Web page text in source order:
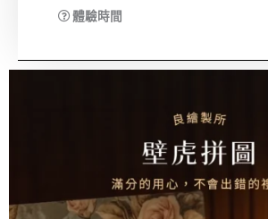
體驗時間